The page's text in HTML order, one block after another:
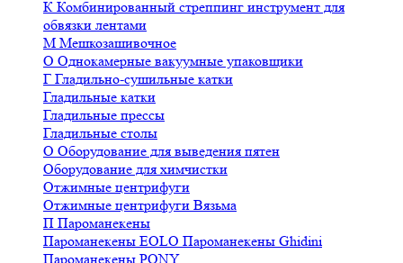
К Комбинированный стреппинг инструмент для
обвязки лентами
М Мешкозашивочное
О Однокамерные вакуумные упаковщики
Г Гладильно-сушильные катки
Гладильные катки
Гладильные прессы
Гладильные столы
О Оборудование для выведения пятен
Оборудование для химчистки
Отжимные центрифуги
Отжимные центрифуги Вязьма
П Пароманекены
Пароманекены EOLO Пароманекены Ghidini
Пароманекены PONY